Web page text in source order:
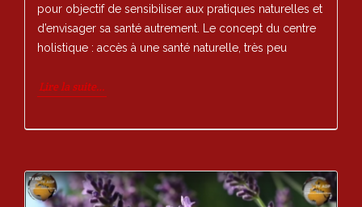
pour objectif de sensibiliser aux pratiques naturelles et
d’envisager sa santé autrement. Le concept du centre
holistique : accès à une santé naturelle, très peu
Lire la suite…